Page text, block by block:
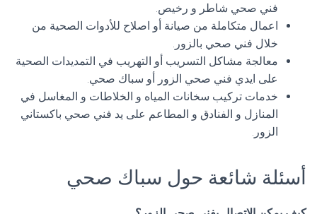
فني صحي شاطر و رخيص.
اعمال متكاملة من صيانة أو اصلاح للأدوات الصحية من
خلال فني صحي بالزور.
معالجة مشاكل التسريب أو التهريب في التمديدات الصحية
على ايدي فني صحي الزور أو سباك صحي.
خدمات تركيب سخانات المياه و الخلاطات و المغاسل في
المنازل و الفنادق و المطاعم على يد فني صحي باكستاني
الزور.
أسئلة شائعة حول سباك صحي